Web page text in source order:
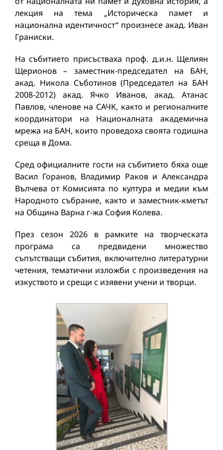
лекция на тема „Историческа памет и
национална идентичност“ произнесе акад. Иван
Граниски.
На събитието присъстваха проф. д.и.н. Щелиян
Щерионов – заместник-председател на БАН,
акад. Никола Съботинов (Председател на БАН
2008-2012) акад. Ячко Иванов, акад. Атанас
Павлов, членове на САЧК, както и регионалните
координатори на Националната академична
мрежа на БАН, които проведоха своята годишна
среща в Дома.
Сред официалните гости на събитието бяха още
Васил Горанов, Владимир Раков и Александра
Вълчева от Комисията по култура и медии към
Народното събрание, както и заместник-кметът
на Община Варна г-жа София Колева.
През сезон 2026 в рамките на творческата
програма са предвидени множество
съпътстващи събития, включително литературни
четения, тематични изложби с произведения на
изкуството и срещи с изявени учени и творци.